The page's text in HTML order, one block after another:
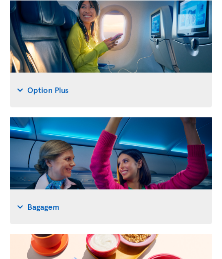
Option Plus
Bagagem